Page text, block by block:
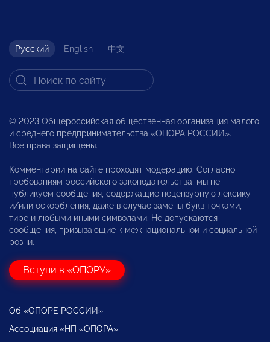
Русский English 中文
© 2023 Общероссийская общественная организация малого
и среднего предпринимательства «ОПОРА РОССИИ».
Все права защищены.
Комментарии на сайте проходят модерацию. Согласно
требованиям российского законодательства, мы не
публикуем сообщения, содержащие нецензурную лексику
и/или оскорбления, даже в случае замены букв точками,
тире и любыми иными символами. Не допускаются
сообщения, призывающие к межнациональной и социальной
розни.
Вступи в «ОПОРУ»
Об «ОПОРЕ РОССИИ»
Ассоциация «НП «ОПОРА»